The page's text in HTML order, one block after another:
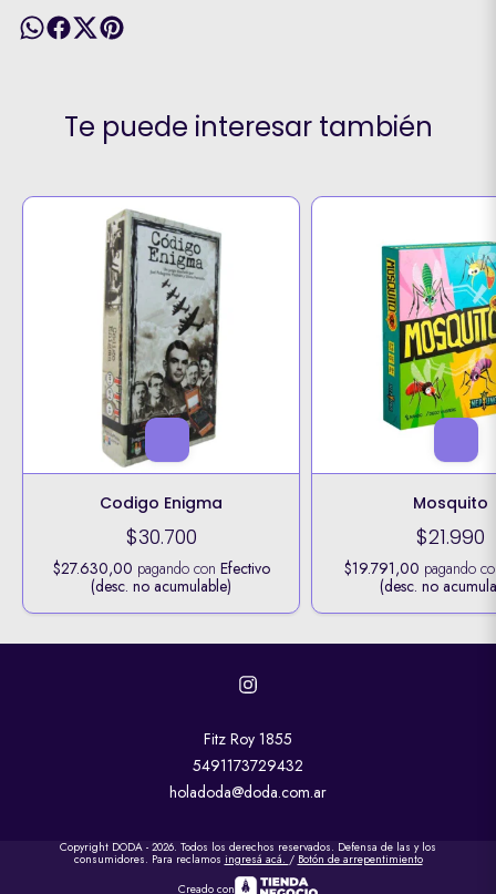
Te puede interesar también
Codigo Enigma
$30.700
$27.630,00 pagando con Efectivo
(desc. no acumulable)
Mosquito
$21.990
$19.791,00 pagando
(desc. no
Fitz Roy 1855
5491173729432
holadoda@doda.com.ar
Copyright DODA - 2026. Todos los derechos reservados. Defensa de las y los
consumidores. Para reclamos ingresá acá. / Botón de arrepentimiento
Creado con